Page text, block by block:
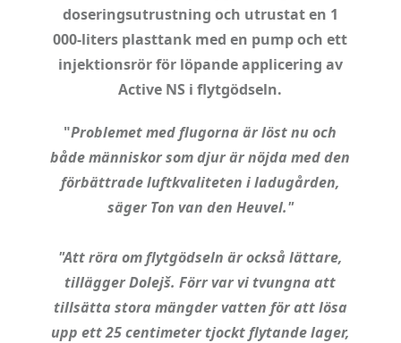
doseringsutrustning och utrustat en 1
000-liters plasttank med en pump och ett
injektionsrör för löpande applicering av
Active NS i flytgödseln.
"Problemet med flugorna är löst nu och
både människor som djur är nöjda med den
förbättrade luftkvaliteten i ladugården,
säger Ton van den Heuvel."
"Att röra om flytgödseln är också lättare,
tillägger Dolejš. Förr var vi tvungna att
tillsätta stora mängder vatten för att lösa
upp ett 25 centimeter tjockt flytande lager,